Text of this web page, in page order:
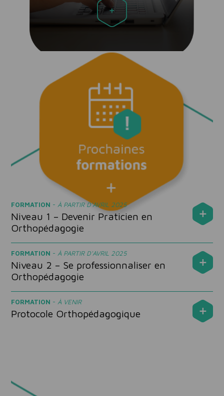
FORMATION - À PARTIR D'AVRIL 2025
Niveau 1 – Devenir Praticien en
Orthopédagogie
FORMATION - À PARTIR D'AVRIL 2025
Niveau 2 – Se professionnaliser en
Orthopédagogie
FORMATION - À VENIR
Protocole Orthopédagogique